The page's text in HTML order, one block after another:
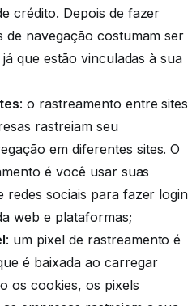
crédito. Depois de fazer
de navegação costumam ser
que estão vinculadas à sua
: o rastreamento entre sites
rastreiam seu
em diferentes sites. O
é você usar suas
redes sociais para fazer login
web e plataformas;
: um pixel de rastreamento é
é baixada ao carregar
os cookies, os pixels